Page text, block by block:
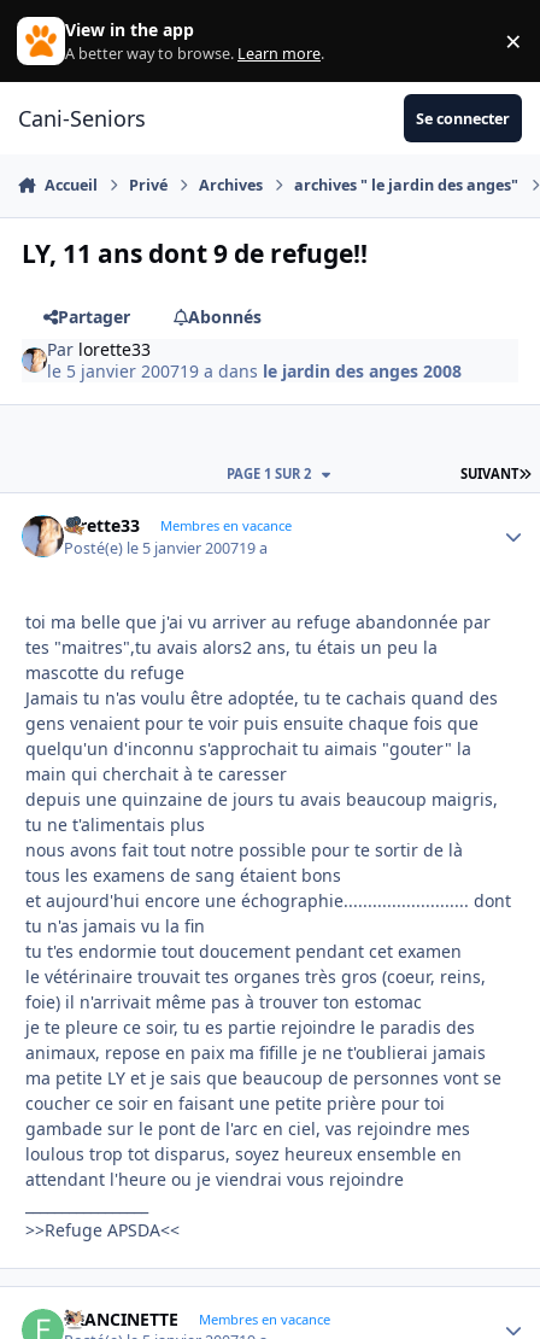
Aller au contenu
View in the app
A better way to browse. Learn more. ×
Cani-Seniors Se connecter
Accueil Privé Archives archives " le jardin des anges"
LY, 11 ans dont 9 de refuge!!
Partager
Abonnés
Par lorette33
le 5 janvier 200719 a dans le jardin des anges 2008
SUIVANT
PAGE 1 SUR 2
lorette33 Membres en vacance
Posté(e) le 5 janvier 200719 a
toi ma belle que j'ai vu arriver au refuge abandonnée par
tes "maitres",tu avais alors2 ans, tu étais un peu la
mascotte du refuge
Jamais tu n'as voulu être adoptée, tu te cachais quand des
gens venaient pour te voir puis ensuite chaque fois que
quelqu'un d'inconnu s'approchait tu aimais "gouter" la
main qui cherchait à te caresser
depuis une quinzaine de jours tu avais beaucoup maigris,
tu ne t'alimentais plus
nous avons fait tout notre possible pour te sortir de là
tous les examens de sang étaient bons
et aujourd'hui encore une échographie.......................... dont
tu n'as jamais vu la fin
tu t'es endormie tout doucement pendant cet examen
le vétérinaire trouvait tes organes très gros (coeur, reins,
foie) il n'arrivait même pas à trouver ton estomac
je te pleure ce soir, tu es partie rejoindre le paradis des
animaux, repose en paix ma fifille je ne t'oublierai jamais
ma petite LY et je sais que beaucoup de personnes vont se
coucher ce soir en faisant une petite prière pour toi
gambade sur le pont de l'arc en ciel, vas rejoindre mes
loulous trop tot disparus, soyez heureux ensemble en
attendant l'heure ou je viendrai vous rejoindre
>>Refuge APSDA<<
FRANCINETTE Membres en vacance